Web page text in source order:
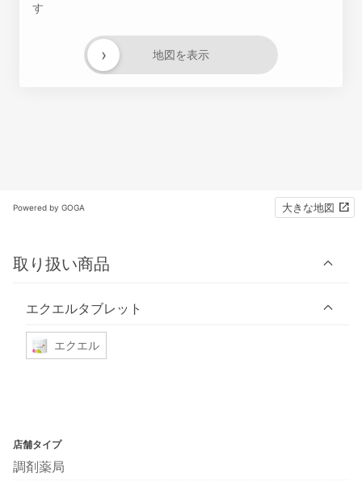
す
地図を表示
›
Powered by GOGA 大きな地図
取り扱い商品
エクエルタブレット
エクエル
店舗タイプ
調剤薬局